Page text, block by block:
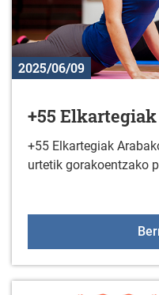
2025/06/09
+55
+55 Elkartegiak
urtetik gorakoentzako